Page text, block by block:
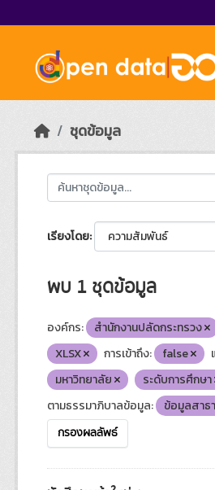
ชุดข้อมูล
เรียงโดย
พบ 1 ชุดข้อมูล
องค์กร: สำนักงานปลัดกระทรวง
XLSX
การเข้าถึง: false
มหาวิทยาลัย
ระดับการศึกษา
ตามธรรมาภิบาลข้อมูล:
ข้อมูลสา
กรองผลลัพธ์